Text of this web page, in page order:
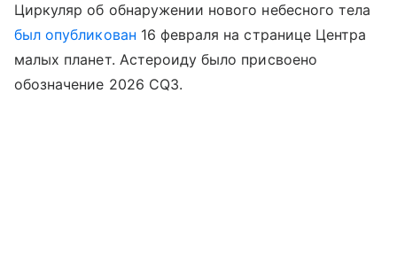
Циркуляр об обнаружении нового небесного тела
был опубликован 16 февраля на странице Центра
малых планет. Астероиду было присвоено
обозначение 2026 CQ3.